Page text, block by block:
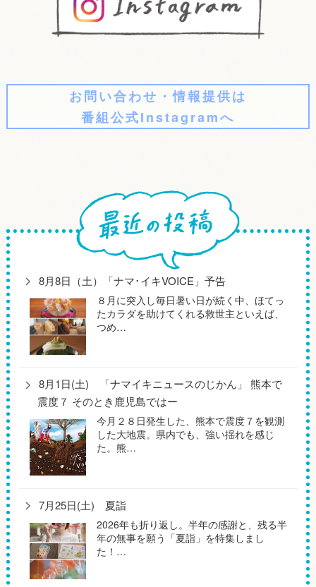
お問い合わせ・情報提供は
番組公式Instagramへ
8月8日（土）「ナマ･イキVOICE」予告
８月に突入し毎日暑い日が続く中、ほてっ
たカラダを助けてくれる救世主といえば、
つめ…
8月1日(土) 「ナマイキニュースのじかん」 熊本で
震度７ そのとき鹿児島ではー
今月２８日発生した、熊本で震度７を観測
した大地震。県内でも、強い揺れを感じ
た。熊…
7月25日(土) 夏詣
2026年も折り返し。半年の感謝と、残る半
年の無事を願う「夏詣」を特集しまし
た！…